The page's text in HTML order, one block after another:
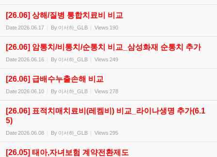
[26.06] 상해/질병 통합치료비 비교
Date2026.06.17 By 이서하_GLB Views 190
[26.06] 암통치/비통치/순통치 비교_삼성화재 순통치 추가
Date2026.06.16 By 이서하_GLB Views 249
[26.06] 급배수누출손해 비교
Date2026.06.10 By 이서하_GLB Views 278
[26.06] 표적치매치료비(레켐비) 비교_라이나생명 추가(6.1
5)
Date2026.06.08 By 이서하_GLB Views 295
[26.05] 태아,자녀보험 계약전환제도